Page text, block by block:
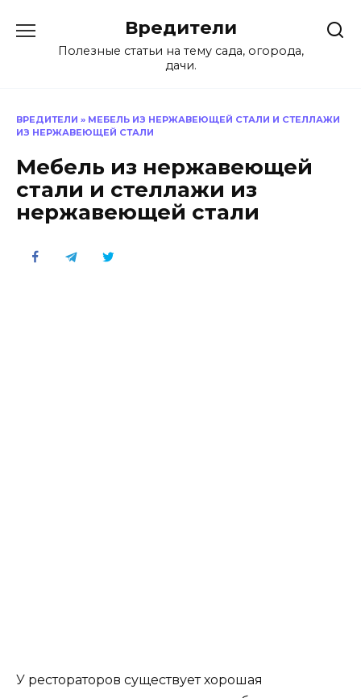
содержанию
Вредители
Полезные статьи на тему сада, огорода,
дачи.
ВРЕДИТЕЛИ » МЕБЕЛЬ ИЗ НЕРЖАВЕЮЩЕЙ СТАЛИ И СТЕЛЛАЖИ
ИЗ НЕРЖАВЕЮЩЕЙ СТАЛИ
Мебель из нержавеющей
стали и стеллажи из
нержавеющей стали
У рестораторов существует хорошая